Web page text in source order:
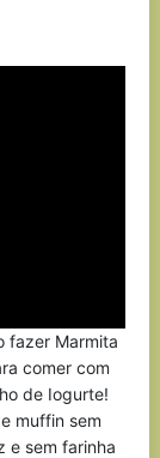
fazer Marmita
comer com
de Iogurte!
muffin sem
e sem farinha